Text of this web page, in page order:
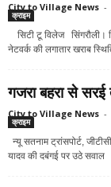
City to Village News -
क्राइम
सिटी टू विलेज सिंगरौली।
नेटवर्क की लगातार खराब
गजरा बहरा से
City to Village News -
क्राइम
न्यू सतनाम ट्रांसपोर्ट,
यादव की दबंगई पर उठे